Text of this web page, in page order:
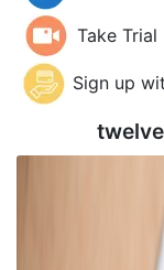
Take Trial
Sign up